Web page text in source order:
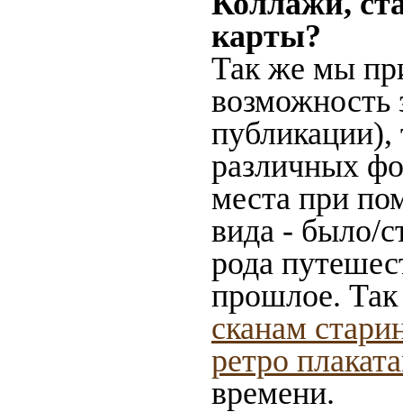
карты?
Так же мы
возможность
публикации),
различных
места при
вида - было/
рода
прошлое.
сканам
ретро
времени.